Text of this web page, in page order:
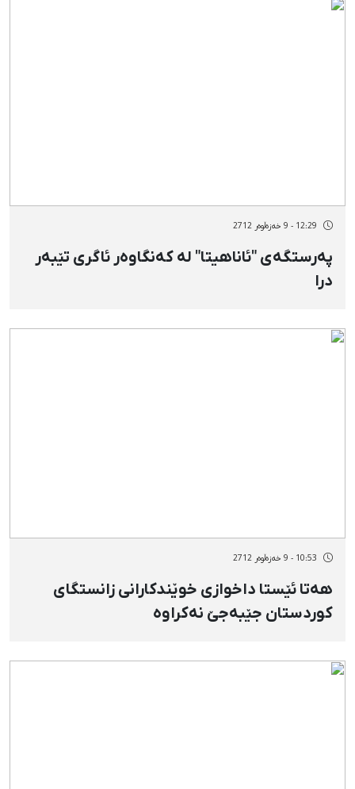
12:29 - 9 خەزەڵوەر 2712
پەرستگەی "ئاناهیتا" لە كەنگاوەر ئاگری تێبەر
درا
10:53 - 9 خەزەڵوەر 2712
هەتا ئێستا داخوازی خوێندكارانی زانستگای
كوردستان جێبەجێ‌ نەكراوە